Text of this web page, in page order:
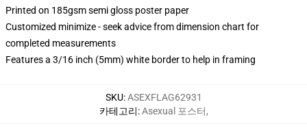
Printed on 185gsm semi gloss poster paper
Customized minimize - seek advice from dimension chart for
completed measurements
Features a 3/16 inch (5mm) white border to help in framing
SKU:ASEXFLAG62931
카테고리:Asexual 포스터,